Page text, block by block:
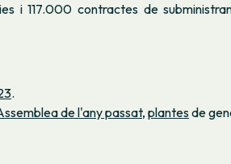
i 117.000 contractes de
.
de l'any passat, plantesde